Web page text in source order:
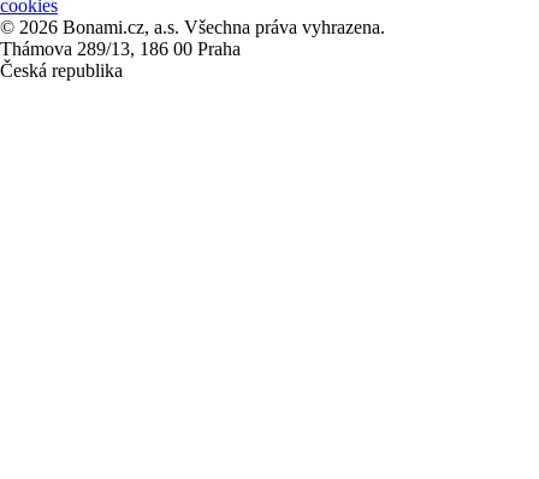
cookies
© 2026 Bonami.cz, a.s. Všechna práva vyhrazena.
Thámova 289/13, 186 00 Praha
Česká republika